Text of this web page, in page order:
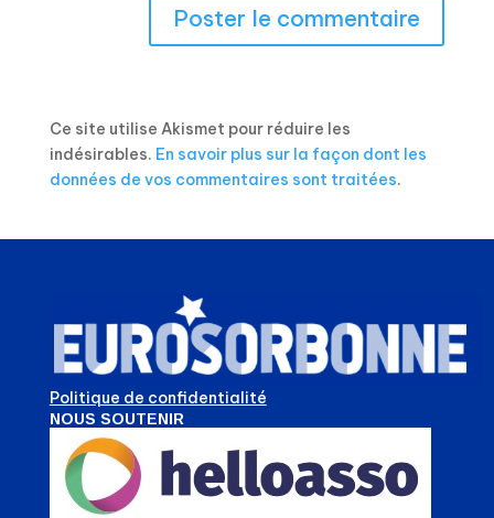
Ce site utilise Akismet pour réduire les
indésirables. En savoir plus sur la façon dont les
données de vos commentaires sont traitées.
Politique de confidentialité
NOUS SOUTENIR